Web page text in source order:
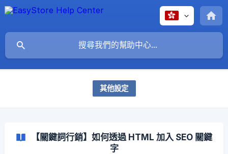
其他設定
【關鍵詞行銷】如何透過 HTML 加入 SEO 關鍵
字